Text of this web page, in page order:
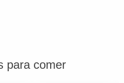
para comer